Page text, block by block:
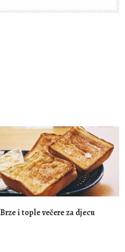
Brze i tople večere za djecu